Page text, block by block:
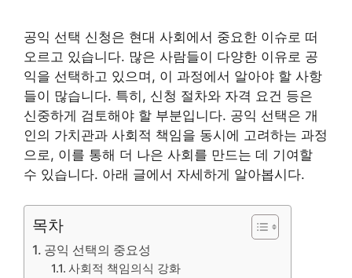
공익 선택 신청은 현대 사회에서 중요한 이슈로 떠
오르고 있습니다. 많은 사람들이 다양한 이유로 공
익을 선택하고 있으며, 이 과정에서 알아야 할 사항
들이 많습니다. 특히, 신청 절차와 자격 요건 등은
신중하게 검토해야 할 부분입니다. 공익 선택은 개
인의 가치관과 사회적 책임을 동시에 고려하는 과정
으로, 이를 통해 더 나은 사회를 만드는 데 기여할
수 있습니다. 아래 글에서 자세하게 알아봅시다.
목차
공익 선택의 중요성
사회적 책임의식 강화